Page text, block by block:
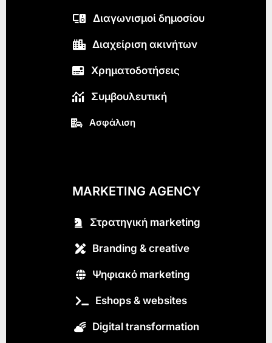
Διαγωνισμοί δημοσίου
Διαχείριση ακινήτων
Χρηματοδοτήσεις
Συμβουλευτική
Ασφάλιση
MARKETING AGENCY
Στρατηγική marketing
Branding & creative
Ψηφιακό marketing
Eshops & websites
Digital transformation